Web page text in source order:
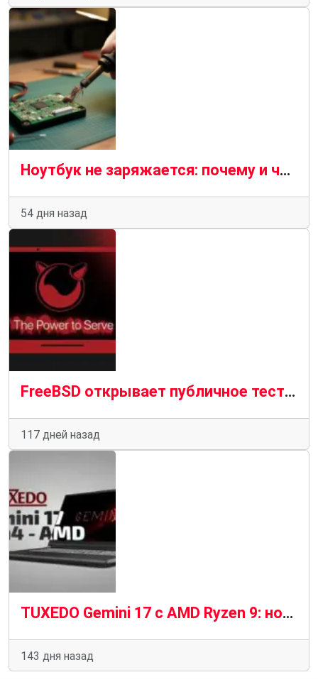
Ноутбук не заряжается: почему и что делать — пошаговая диагностика
54 дня назад
FreeBSD открывает публичное тестирование поддержки ноутбуков
117 дней назад
TUXEDO Gemini 17 с AMD Ryzen 9: новый уровень Linux-ноутбуков
143 дня назад